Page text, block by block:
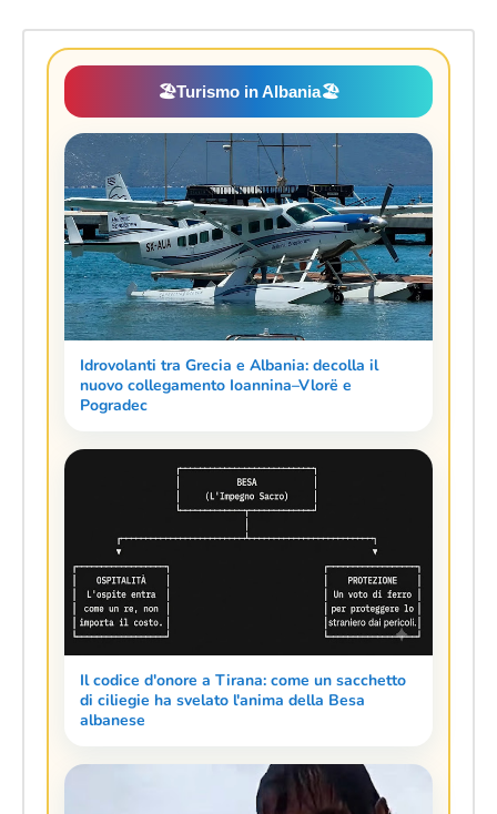
🏖️Turismo in Albania🏖️
Idrovolanti tra Grecia e Albania: decolla il
nuovo collegamento Ioannina–Vlorë e
Pogradec
Il codice d'onore a Tirana: come un sacchetto
di ciliegie ha svelato l'anima della Besa
albanese